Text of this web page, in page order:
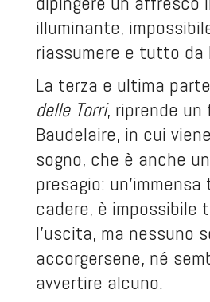
illuminante,
riassumere e tutto da
La terza e ultima
delle Torri, riprende un
Baudelaire, in cui
sogno, che è anche
presagio:
cadere, è impossibile
l'uscita, ma nessuno
accorgersene, né
avvertire alcuno.